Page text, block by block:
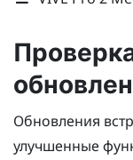
Обновления
улучшенные